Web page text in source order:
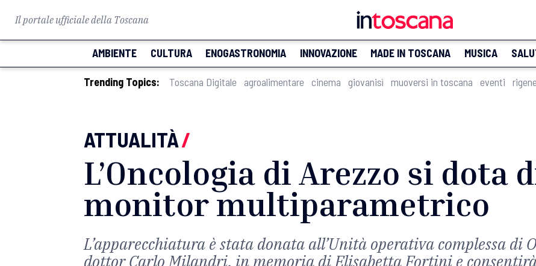
Il portale ufficiale della Toscana
AMBIENTE CULTURA ENOGASTRONOMIA INNOVAZIONE MADE IN TOSCANA MUSICA
Trending Topics: Toscana Digitale agroalimentare cinema giovanisì muoversi in toscana eventi
ATTUALITÀ/
L’Oncologia di Arezzo si dota
monitor multiparametrico
L’apparecchiatura è stata donata all’Unità operativa complessa di
dottor Carlo Milandri, in memoria di Elisabetta Fortini e